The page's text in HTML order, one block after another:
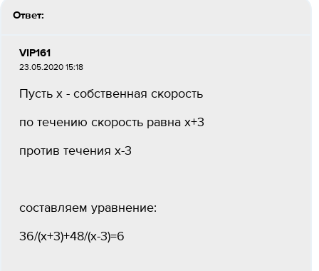
Ответ:
VIP161
23.05.2020 15:18
Пусть x - собственная скорость
по течению скорость равна x+3
против течения x-3
составляем уравнение:
36/(х+3)+48/(х-3)=6